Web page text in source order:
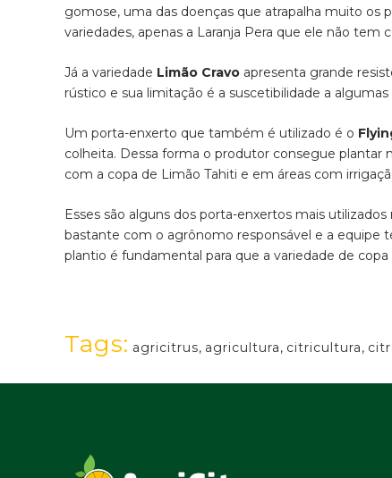
gomose, uma das doenças que atrapalha muito
variedades, apenas a Laranja Pera que ele não tem
Já a variedade Limão Cravo apresenta grande
rústico e sua limitação é a suscetibilidade a
Um porta-enxerto que também é utilizado é o
colheita. Dessa forma o produtor consegue plantar
com a copa de Limão Tahiti e em áreas com
Esses são alguns dos porta-enxertos mais
bastante com o agrônomo responsável e a equipe
plantio é fundamental para que a variedade de
Tags: agricitrus, agricultura, citricultura,